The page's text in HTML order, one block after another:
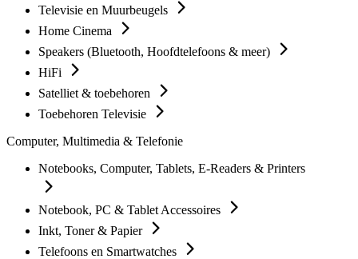
Televisie en Muurbeugels
Home Cinema
Speakers (Bluetooth, Hoofdtelefoons & meer)
HiFi
Satelliet & toebehoren
Toebehoren Televisie
Computer, Multimedia & Telefonie
Notebooks, Computer, Tablets, E-Readers & Printers
Notebook, PC & Tablet Accessoires
Inkt, Toner & Papier
Telefoons en Smartwatches